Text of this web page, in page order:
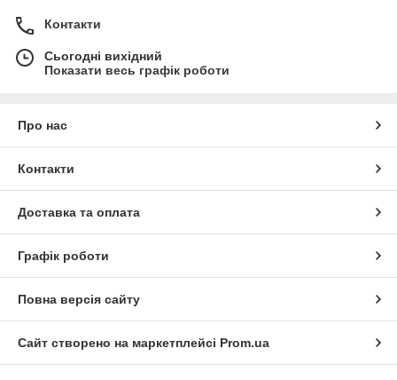
Контакти
Сьогодні вихідний
Показати весь графік роботи
Про нас
Контакти
Доставка та оплата
Графік роботи
Повна версія сайту
Сайт створено на маркетплейсі Prom.ua